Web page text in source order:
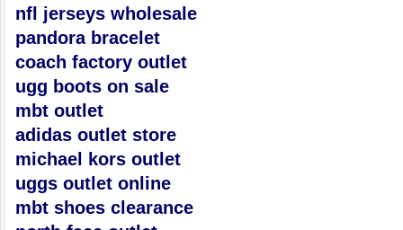
nfl jerseys wholesale
pandora bracelet
coach factory outlet
ugg boots on sale
mbt outlet
adidas outlet store
michael kors outlet
uggs outlet online
mbt shoes clearance